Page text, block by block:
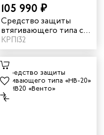
105 990 ₽
Средство защиты
втягивающего типа со
встроенной лебедкой
"НВ evak" (15 м) vnt HB
evak 15
КРП132